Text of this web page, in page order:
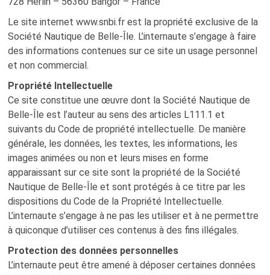
FAIRE UN DON À LA SNBI
PV AG SNBI 19 AOÛT 2025
PV AG SNBI 22 AOÛT 2023
RÉUNIONS SNBI
RECHERCHE DE DATE
PROJET – INSCRIPTION TOUR DE
MENTIONS LÉGALES
Le site internet www.snbi.fr est la propriété exclusive de la
Société Nautique de Belle-Île. L’internaute s’engage à faire
des informations contenues sur ce site un usage personnel
et non commercial.
Propriété Intellectuelle
Ce site constitue une œuvre dont la Société Nautique de
Belle-Île est l’auteur au sens des articles L111.1 et
suivants du Code de propriété intellectuelle. De manière
générale, les données, les textes, les informations, les
images animées ou non et leurs mises en forme
apparaissant sur ce site sont la propriété de la Société
Nautique de Belle-Île et sont protégés à ce titre par les
dispositions du Code de la Propriété Intellectuelle.
L’internaute s’engage à ne pas les utiliser et à ne permettre
à quiconque d’utiliser ces contenus à des fins illégales.
Protection des données personnelles
L’internaute peut être amené à déposer certaines données